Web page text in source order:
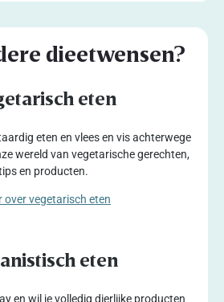
dieetwensen?
eten
eten en vlees en vis achterwege
wereld van vegetarische gerechten,
en producten.
over vegetarisch eten
eten
en wil je volledig dierlijke producten